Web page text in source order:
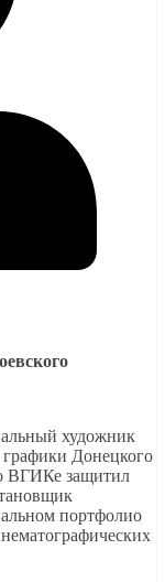
художник
Донецкого
ВГИКе защитил
портфолио